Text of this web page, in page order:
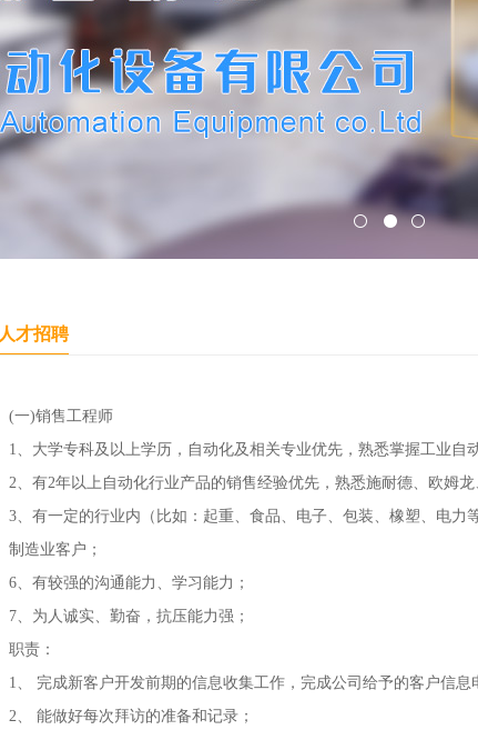
人才招聘
(一)销售工程师
1、大学专科及以上学历，自动化及相关专业优先，熟悉掌握工业自
2、有2年以上自动化行业产品的销售经验优先，熟悉施耐德、欧姆
3、有一定的行业内（比如：起重、食品、电子、包装、橡塑、电
制造业客户；
6、有较强的沟通能力、学习能力；
7、为人诚实、勤奋，抗压能力强；
职责：
1、 完成新客户开发前期的信息收集工作，完成公司给予的客户信息
2、 能做好每次拜访的准备和记录；